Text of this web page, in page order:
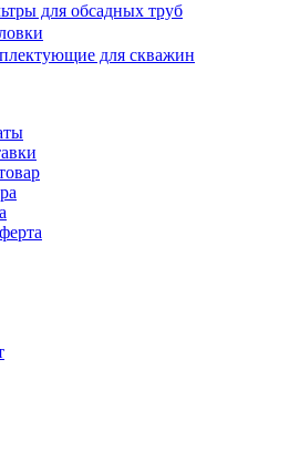
для обсадных труб
для скважин